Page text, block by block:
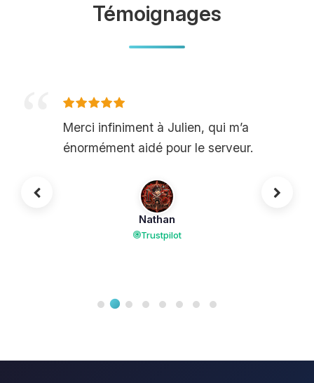
Témoignages
Merci infiniment à Julien, qui m’a
énormément aidé pour le serveur.
Nathan
Trustpilot